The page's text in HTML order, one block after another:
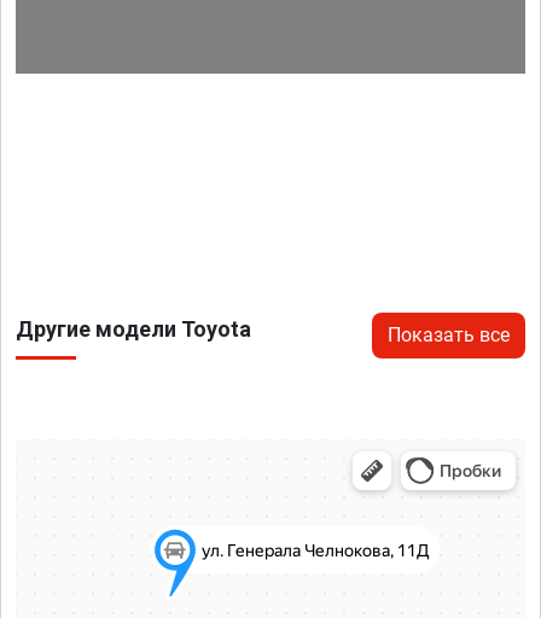
Другие модели Toyota Показать все